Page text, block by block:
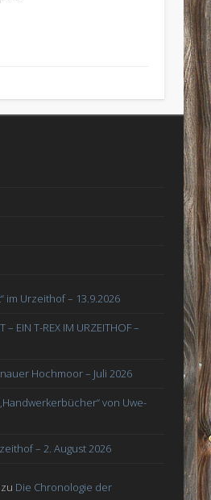
im Urzeithof – 13.9.2026
– EIN T-REX IM URZEITHOF –
Hochmoor – Juli 2026
von Uwe-
– 2. August 2026
zu Die Chronologie der